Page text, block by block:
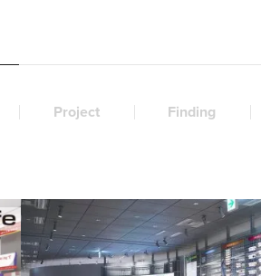
Project Finding